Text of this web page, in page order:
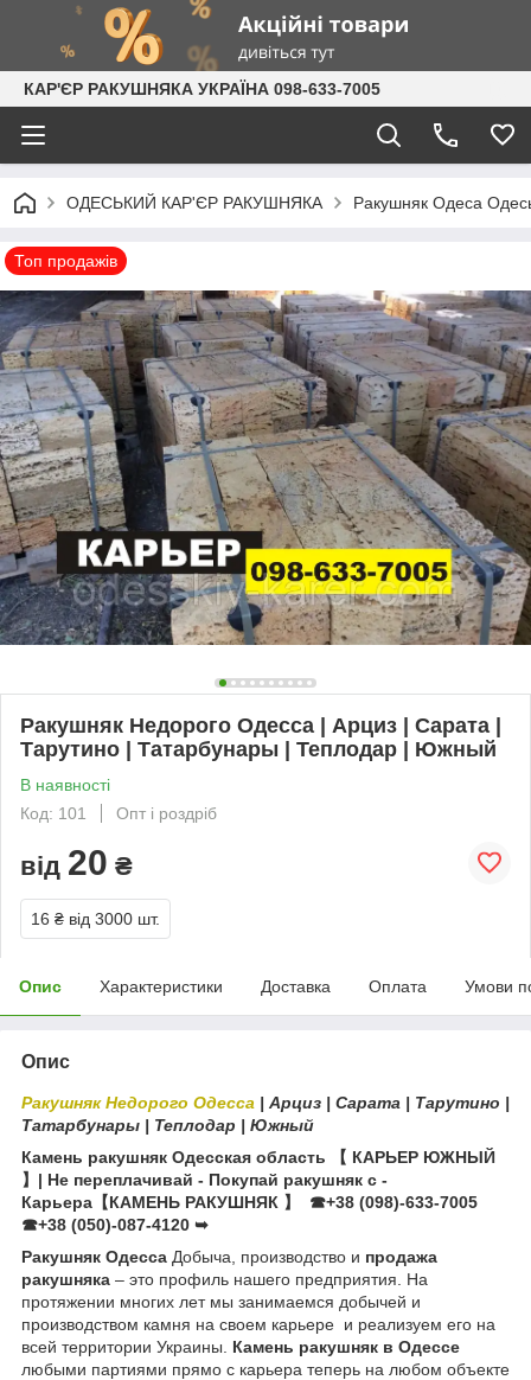
КАР'ЄР РАКУШНЯКА УКРАЇНА 098-633-7005
ОДЕСЬКИЙ КАР'ЄР РАКУШНЯКА Ракушняк Одеса
Топ продажів
Ракушняк Недорого Одесса | Арциз | Сарата |
Тарутино | Татарбунары | Теплодар | Южный
В наявності
Код: 101
Опт і роздріб
від 20 ₴
16 ₴ від 3000 шт.
Опис Характеристики Доставка Оплата Умови
Опис
Ракушняк Недорого Одесса | Арциз | Сарата | Тарутино |
Татарбунары | Теплодар | Южный
Камень ракушняк Одесская область
【 КАРЬЕР ЮЖНЫЙ
】| Не переплачивай - Покупай ракушняк с -
Карьера【КАМЕНЬ РАКУШНЯК 】
☎+38 (098)-633-7005
☎+38 (050)-087-4120 ➥
Ракушняк Одесса Добыча, производство и продажа
ракушняка – это профиль нашего предприятия. На
протяжении многих лет мы занимаемся добычей и
производством камня на своем карьере и реализуем его на
всей территории Украины. Камень ракушняк в Одессе
любыми партиями прямо с карьера теперь на любом объекте